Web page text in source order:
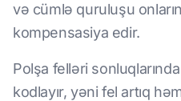
və cümlə quruluşu
kompensasiya edir.
Polşa felləri
kodlayır, yəni fel artıq